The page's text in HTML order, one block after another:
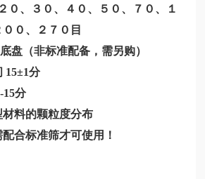
、３０、４０、５０、７０、１
０、２７０目
（非标准配备，需另购）
15±1分
15分
料的颗粒度分布
准筛才可使用！